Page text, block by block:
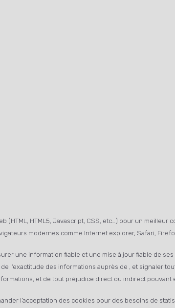
(HTML, HTML5, Javascript, CSS, etc…) pour un meilleur
modernes comme Internet explorer, Safari,
une information fiable et une mise à jour fiable de
l’exactitude des informations auprès de , et signaler
et de tout préjudice direct ou indirect pouvant
l’acceptation des cookies pour des besoins de